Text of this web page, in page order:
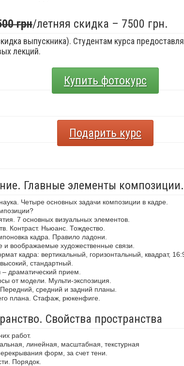
грн/летняя скидка – 7500 грн.
выпускника). Студентам курса
лекций.
Купить фотокурс
Подарить курс
Главные элементы композиции.
Четыре основных задачи композиции в кадре.
7 основных визуальных элементов.
Контраст. Ньюанс. Тождество.
кадра. Правило ладони.
и воображаемые художественные связи.
кадра: вертикальный, горизонтальный, квадрат,
стандартный.
– драматический прием.
от модели. Мульти-экспозиция.
средний и задний планы.
плана. Стафаж, рюкенфиге.
Свойства пространства
работ.
линейная, масштабная, текстурная
форм, за счет тени.
Порядок.